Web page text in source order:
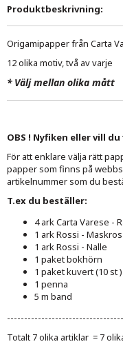
Produktbeskrivning:
Origamipapper från Carta
12 olika motiv, två av varje
* Välj mellan olika mått
OBS ! Nyfiken eller vill
För att enklare välja rätt
papper som finns på
artikelnummer som du
T.ex du beställer:
4 ark Carta Varese -
1 ark Rossi - Maskros
1 ark Rossi - Nalle
1 paket bokhörn
1 paket kuvert (10 st )
1 penna
5 m band
Totalt 7 olika artiklar = 7